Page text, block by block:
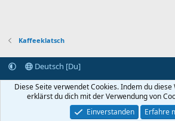
Kaffeeklatsch
Deutsch [Du]
Kontakt aufnehmen
Bedingungen und
Startseite
R
S
Community platform by XenForo® © 2010-2024
Diese Seite verwendet Cookies. Indem du
erklärst du dich mit der Verwendung von
Einverstanden
Erfahre